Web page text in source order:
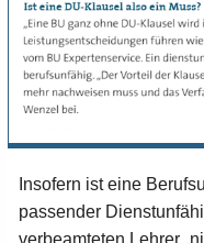
Insofern ist eine
passender
verbeamteten Lehrer